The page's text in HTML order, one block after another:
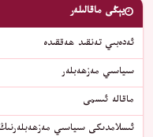
يېڭى ماقالىلەر
ئەدەبىي تەنقىد ھەققىدە
سىياسىي مەزھەبلەر
ماقالە ئىسمى
ئىسلامدىكى سىياسىي مەزھەبلەرنىڭ